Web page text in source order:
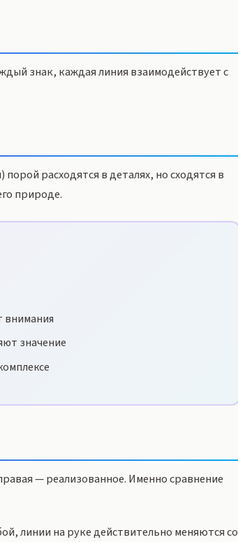
знак, каждая линия взаимодействует с
расходятся в деталях, но сходятся в
природе.
внимания
значение
— реализованное. Именно сравнение
линии на руке действительно меняются со